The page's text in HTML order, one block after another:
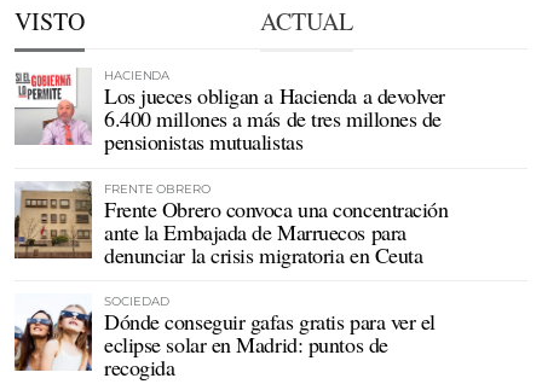
VISTO ACTUAL
HACIENDA
Los jueces obligan a Hacienda a devolver
6.400 millones a más de tres millones de
pensionistas mutualistas
FRENTE OBRERO
Frente Obrero convoca una concentración
ante la Embajada de Marruecos para
denunciar la crisis migratoria en Ceuta
SOCIEDAD
Dónde conseguir gafas gratis para ver el
eclipse solar en Madrid: puntos de
recogida